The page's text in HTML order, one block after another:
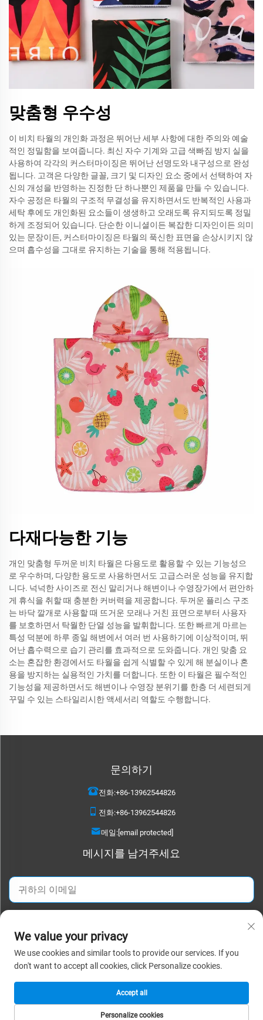
맞춤형 우수성
이 비치 타월의 개인화 과정은 뛰어난 세부 사항에 대한 주의와 예술
적인 정밀함을 보여줍니다. 최신 자수 기계와 고급 색빠짐 방지 실을
사용하여 각각의 커스터마이징은 뛰어난 선명도와 내구성으로 완성
됩니다. 고객은 다양한 글꼴, 크기 및 디자인 요소 중에서 선택하여 자
신의 개성을 반영하는 진정한 단 하나뿐인 제품을 만들 수 있습니다.
자수 공정은 타월의 구조적 무결성을 유지하면서도 반복적인 사용과
세탁 후에도 개인화된 요소들이 생생하고 오래도록 유지되도록 정밀
하게 조정되어 있습니다. 단순한 이니셜이든 복잡한 디자인이든 의미
있는 문장이든, 커스터마이징은 타월의 푹신한 표면을 손상시키지 않
으며 흡수성을 그대로 유지하는 기술을 통해 적용됩니다.
다재다능한 기능
개인 맞춤형 두꺼운 비치 타월은 다용도로 활용할 수 있는 기능성으
로 우수하며, 다양한 용도로 사용하면서도 고급스러운 성능을 유지합
니다. 넉넉한 사이즈로 전신 말리거나 해변이나 수영장가에서 편안하
게 휴식을 취할 때 충분한 커버력을 제공합니다. 두꺼운 플리스 구조
는 바닥 깔개로 사용할 때 뜨거운 모래나 거친 표면으로부터 사용자
를 보호하면서 탁월한 단열 성능을 발휘합니다. 또한 빠르게 마르는
특성 덕분에 하루 종일 해변에서 여러 번 사용하기에 이상적이며, 뛰
어난 흡수력으로 습기 관리를 효과적으로 도와줍니다. 개인 맞춤 요
소는 혼잡한 환경에서도 타월을 쉽게 식별할 수 있게 해 분실이나 혼
용을 방지하는 실용적인 가치를 더합니다. 또한 이 타월은 필수적인
기능성을 제공하면서도 해변이나 수영장 분위기를 한층 더 세련되게
꾸밀 수 있는 스타일리시한 액세서리 역할도 수행합니다.
문의하기
전화:+86-13962544826
전화:+86-13962544826
메일:[email protected]
메시지를 남겨주세요
저작권 © 2025 수저우 디타오 텍스타일 주식회사. 모든 권리 보유. |
보호정책
We value your privacy
We use cookies and similar tools to provide our services. If you
don't want to accept all cookies, click Personalize cookies.
Personalize cookies
Accept all